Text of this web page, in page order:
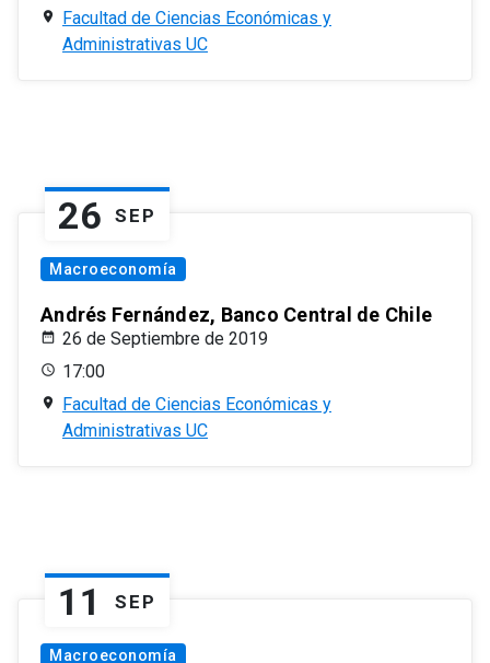
Facultad de Ciencias Económicas y
Administrativas UC
26 SEP
Macroeconomía
Andrés Fernández, Banco Central de Chile
26 de Septiembre de 2019
17:00
Facultad de Ciencias Económicas y
Administrativas UC
11 SEP
Macroeconomía